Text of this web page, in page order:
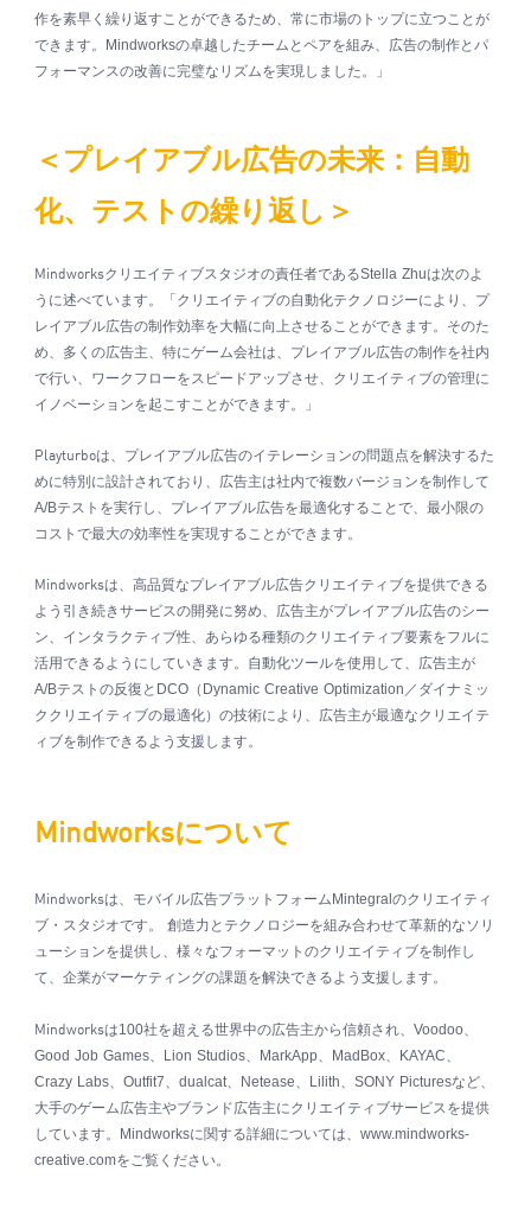
作を素早く繰り返すことができるため、常に市場のトップに立つことが
できます。 Mindworksの卓越したチームとペアを組み、広告の制作とパ
フォーマンスの改善に完璧なリズムを実現しました。」
＜プレイアブル広告の未来：自動
化、テストの繰り返し＞
Mindworksクリエイティブスタジオの責任者であるStella Zhuは次のよ
うに述べています。「クリエイティブの自動化テクノロジーにより、プ
レイアブル広告の制作効率を大幅に向上させることができます。そのた
め、多くの広告主、特にゲーム会社は、プレイアブル広告の制作を社内
で行い、ワークフローをスピードアップさせ、クリエイティブの管理に
イノベーションを起こすことができます。」
Playturboは、プレイアブル広告のイテレーションの問題点を解決するた
めに特別に設計されており、広告主は社内で複数バージョンを制作して
A/Bテストを実行し、プレイアブル広告を最適化することで、最小限の
コストで最大の効率性を実現することができます。
Mindworksは、高品質なプレイアブル広告クリエイティブを提供できる
よう引き続きサービスの開発に努め、広告主がプレイアブル広告のシー
ン、インタラクティブ性、あらゆる種類のクリエイティブ要素をフルに
活用できるようにしていきます。自動化ツールを使用して、広告主が
A/Bテストの反復と DCO（ Dynamic Creative Optimization ／ダイナミッ
ククリエイティブの最適化）の技術により、広告主が最適なクリエイテ
ィブを制作できるよう支援します。
Mindworksについて
Mindworksは、モバイル広告プラットフォームMintegralのクリエイティ
ブ・スタジオです。 創造力とテクノロジーを組み合わせて革新的なソリ
ューションを提供し、様々なフォーマットのクリエイティブを制作し
て、企業がマーケティングの課題を解決できるよう支援します。
Mindworksは100社を超える世界中の広告主から信頼され、 Voodoo、
Good Job Games、 Lion Studios、 MarkApp、 MadBox、 KAYAC
Crazy Labs、 Outfit7 dualcat、 Netease Lilith SONY Picturesなど、
大手のゲーム広告主やブランド広告主にクリエイティブサービスを提供
しています。 Mindworksに関する詳細については、 www.mindworks-
creative.comをご覧ください。